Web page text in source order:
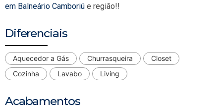
em Balneário Camboriú e região!!
Diferenciais
Aquecedor a Gás Churrasqueira
Closet
Cozinha
Lavabo Living
Acabamentos